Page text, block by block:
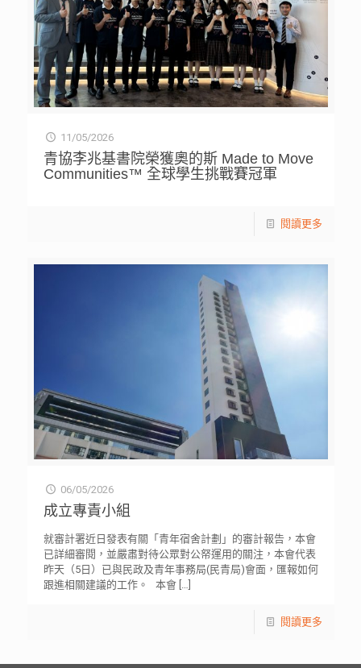
11/05/2026
青協李兆基書院榮獲奧的斯 Made to Move
Communities™ 全球學生挑戰賽冠軍
閱讀更多
06/05/2026
成立專責小組
就審計署近日發表有關「青年宿舍計劃」的審計報告，本會
已詳細審閱，並嚴肅對待公眾對公帑運用的關注，本會代表
昨天（5日）已與民政及青年事務局(民青局)會面，匯報如何
跟進相關建議的工作。 本會[…]
閱讀更多